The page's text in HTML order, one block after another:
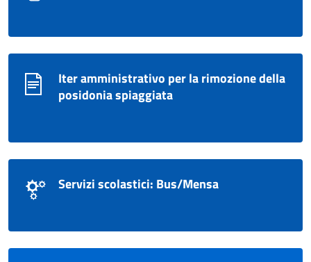
Iter amministrativo per la rimozione della
posidonia spiaggiata
Servizi scolastici: Bus/Mensa